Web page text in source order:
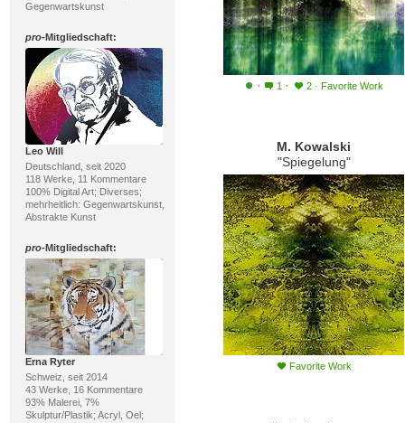
Gegenwartskunst
pro-Mitgliedschaft:
Leo Will
Deutschland, seit 2020
118 Werke, 11 Kommentare
100% Digital Art; Diverses;
mehrheitlich: Gegenwartskunst,
Abstrakte Kunst
pro-Mitgliedschaft:
Erna Ryter
Schweiz, seit 2014
43 Werke, 16 Kommentare
93% Malerei, 7%
Skulptur/Plastik; Acryl, Oel;
· 1 · 2 · Favorite Work
M. Kowalski
"Spiegelung"
Favorite Work